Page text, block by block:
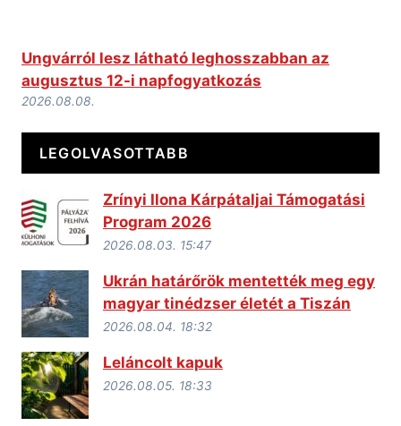
Ungvárról lesz látható leghosszabban az
augusztus 12-i napfogyatkozás
2026.08.08.
LEGOLVASOTTABB
Zrínyi Ilona Kárpátaljai Támogatási
Program 2026
2026.08.03. 15:47
Ukrán határőrök mentették meg egy
magyar tinédzser életét a Tiszán
2026.08.04. 18:32
Leláncolt kapuk
2026.08.05. 18:33